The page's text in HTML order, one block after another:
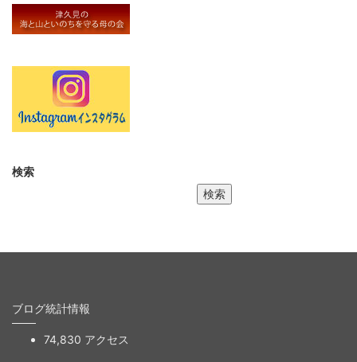
検索
検索
ブログ統計情報
74,830 アクセス